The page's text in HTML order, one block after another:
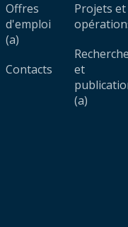
Offres
d'emploi
(a)
Contacts
Projets et
Recherche
et
(a)